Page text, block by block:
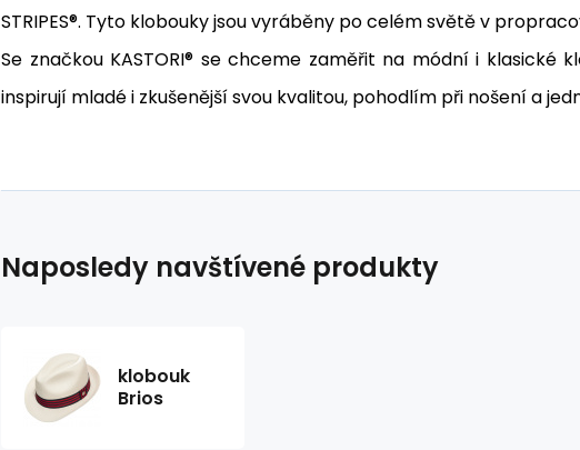
STRIPES®. Tyto klobouky jsou vyráběny po celém světě v
Se značkou KASTORI® se chceme zaměřit na módní i klasické
inspirují mladé i zkušenější svou kvalitou, pohodlím při nošení a
Naposledy navštívené produkty
klobouk
Brios